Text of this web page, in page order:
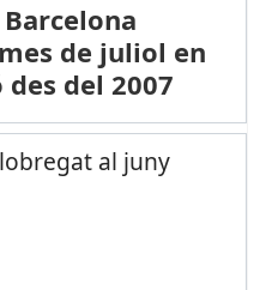
de juliol en
del 2007